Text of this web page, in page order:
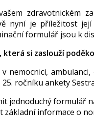
zdravotnickém
nyní je příležitost
formulář jsou k
si zaslouží
nemocnici,
ročníku ankety
jednoduchý formulář
základní informace o